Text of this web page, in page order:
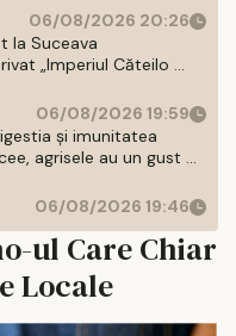
06/08/2026 20:26
la Suceava
„Imperiul Căteilo ...
06/08/2026 19:59
și imunitatea
agrisele au un gust ...
06/08/2026 19:46
ul Care Chiar
Locale